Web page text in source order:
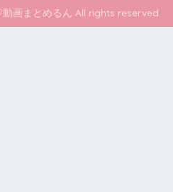
画まとめるん All rights reserved.